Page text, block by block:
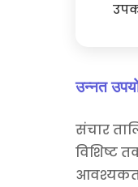
उन्नत
संचार
विशिष्ट